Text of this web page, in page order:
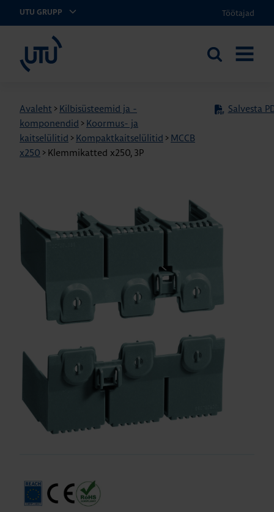
UTU GRUPP Töötajad
Otsi
Avaleht > Kilbisüsteemid ja -
komponendid > Koormus- ja
kaitselülitid > Kompaktkaitselülitid > MCCB
x250 > Klemmikatted x250, 3P
Salvesta